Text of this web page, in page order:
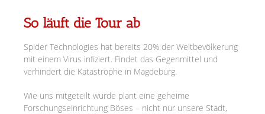
So läuft die Tour ab
Spider Technologies hat bereits 20% der Weltbevölkerung
mit einem Virus infiziert. Findet das Gegenmittel und
verhindert die Katastrophe in Magdeburg.
Wie uns mitgeteilt wurde plant eine geheime
Forschungseinrichtung Böses – nicht nur unsere Stadt,